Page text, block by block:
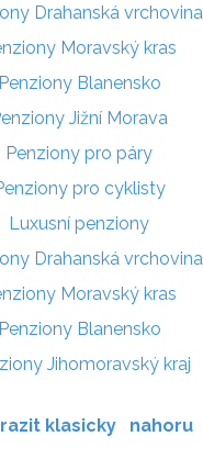
Drahanská vrchovina
Moravský kras
Penziony Blanensko
Jižní Morava
Penziony pro páry
pro cyklisty
Luxusní penziony
Drahanská vrchovina
Moravský kras
Penziony Blanensko
Jihomoravský kraj
klasicky nahoru